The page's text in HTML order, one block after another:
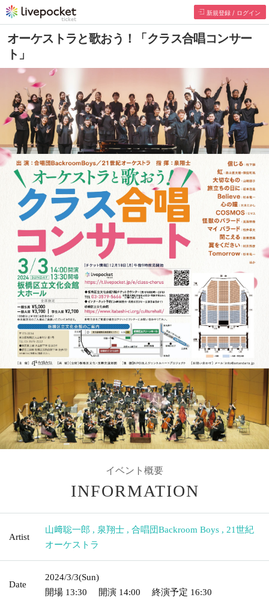
新規登録 / ログイン
オーケストラと歌おう！「クラス合唱コンサー
ト」
イベント概要
INFORMATION
Artist
山﨑聡一郎 , 泉翔士 , 合唱団Backroom Boys , 21世紀
オーケストラ
Date
2024/3/3(Sun)
開場 13:30 開演 14:00 終演予定 16:30